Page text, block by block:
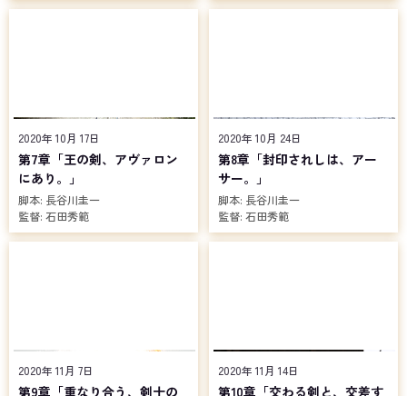
2020年 10月 17日
第7章「王の剣、アヴァロン
にあり。」
脚本: 長谷川圭一
監督: 石田秀範
2020年 10月 24日
第8章「封印されしは、アー
サー。」
脚本: 長谷川圭一
監督: 石田秀範
2020年 11月 7日
第9章「重なり合う、剣士の
2020年 11月 14日
第10章「交わる剣と、交差す